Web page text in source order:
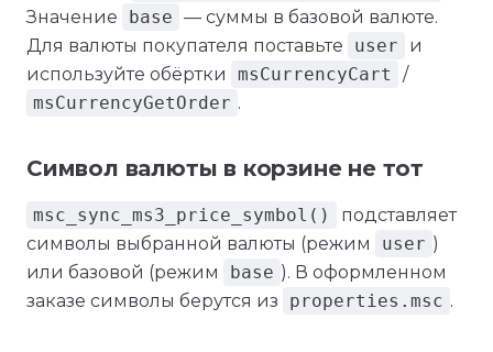
Значение
base — суммы в базовой валюте.
Для валюты покупателя поставьте
user
и
используйте обёртки
msCurrencyCart
/
msCurrencyGetOrder .
Символ валюты в корзине не тот
msc_sync_ms3_price_symbol()
подставляет
символы выбранной валюты (режим
user )
или базовой (режим
base ). В оформленном
заказе символы берутся из
properties.msc .